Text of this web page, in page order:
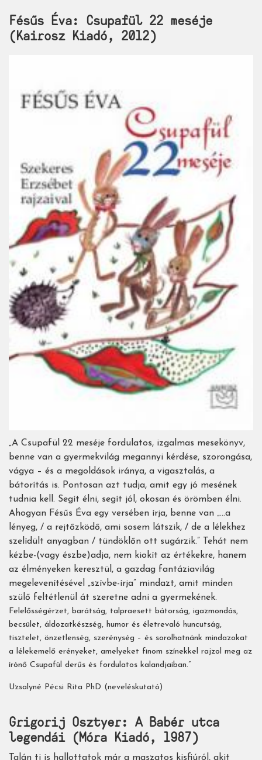
Fésűs Éva: Csupafül 22 meséje
(Kairosz Kiadó, 2012)
„A Csupafül 22 meséje fordulatos, izgalmas mesekönyv,
benne van a gyermekvilág megannyi kérdése, szorongása,
vágya – és a megoldások iránya, a vigasztalás, a
bátorítás is. Pontosan azt tudja, amit egy jó mesének
tudnia kell. Segít élni, segít jól, okosan és örömben élni.
Ahogyan Fésűs Éva egy versében írja, benne van „…a
lényeg, / a rejtőzködő, ami sosem látszik, / de a lélekhez
szelídült anyagban / tündöklőn ott sugárzik.” Tehát nem
kézbe-(vagy észbe)adja, nem kiokít az értékekre, hanem
az élményeken keresztül, a gazdag fantáziavilág
megelevenítésével „szívbe-írja” mindazt, amit minden
szülő feltétlenül át szeretne adni a gyermekének.
Felelősségérzet, barátság, talpraesett bátorság, igazmondás,
becsület, áldozatkészség, humor és életrevaló huncutság,
tisztelet, önzetlenség, szerénység – és sorolhatnánk mindazokat
a lélekemelő erényeket, amelyeket finom színekkel rajzol meg az
írónő Csupafül derűs és fordulatos kalandjaiban.”
Uzsalyné Pécsi Rita PhD (neveléskutató)
Grigorij Osztyer: A Babér utca
legendái (Móra Kiadó, 1987)
Talán ​ti is hallottatok már a maszatos kisfiúról, akit